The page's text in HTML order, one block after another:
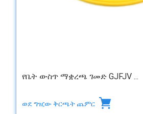
የቤት ውስጥ ማቋረጫ ገመድ GJFJV ...
ወደ ግዢው ቅርጫት ጨምር